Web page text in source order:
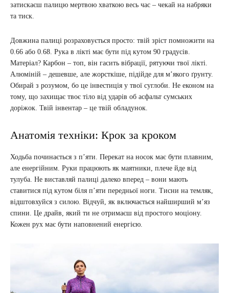
затискаєш палицю мертвою хваткою весь час – чекай на набряки
та тиск.
Довжина палиці розраховується просто: твій зріст помножити на
0.66 або 0.68. Рука в лікті має бути під кутом 90 градусів.
Матеріал? Карбон – топ, він гасить вібрації, рятуючи твої лікті.
Алюміній – дешевше, але жорсткіше, підійде для м’якого ґрунту.
Обирай з розумом, бо це інвестиція у твої суглоби. Не економ на
тому, що захищає твоє тіло від ударів об асфальт сумських
доріжок. Твій інвентар – це твій обладунок.
Анатомія техніки: Крок за кроком
Ходьба починається з п’яти. Перекат на носок має бути плавним,
але енергійним. Руки працюють як маятники, плече йде від
тулуба. Не виставляй палиці далеко вперед – вони мають
ставитися під кутом біля п’яти передньої ноги. Тисни на темляк,
відштовхуйся з силою. Відчуй, як включається найширший м’яз
спини. Це драйв, який ти не отримаєш від простого моціону.
Кожен рух має бути наповнений енергією.